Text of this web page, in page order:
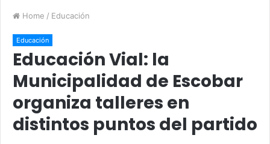
Home / Educación
Educación
Educación Vial: la
Municipalidad de Escobar
organiza talleres en
distintos puntos del partido